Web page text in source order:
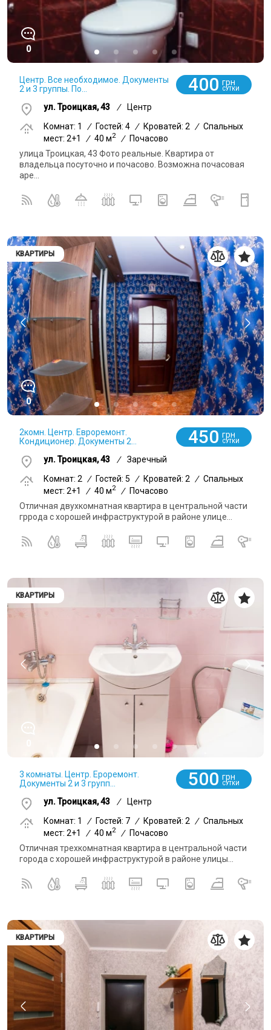
0
Центр. Все необходимое. Документы
2 и 3 группы. По...
400 грн
СУТКИ
ул. Троицкая, 43 /
Центр
Комнат: 1
/ Гостей: 4 / Кроватей: 2 / Спальных
мест: 2+1
/ 40 м2 /
Почасово
улица Троицкая, 43 Фото реальные. Квартира от
владельца посуточно и почасово. Возможна почасовая
аре...
КВАРТИРЫ
0
2комн. Центр. Евроремонт.
Кондиционер. Документы 2...
450 грн
СУТКИ
ул. Троицкая, 43 /
Заречный
Комнат: 2 / Гостей: 5 / Кроватей: 2 / Спальных
мест: 2+1
/ 40 м2 /
Почасово
Отличная двухкомнатная квартира в центральной части
гррода с хорошей инфраструктурой в районе улице...
КВАРТИРЫ
3 комнаты. Центр. Ероремонт.
Документы 2 и 3 групп...
500 грн
СУТКИ
ул. Троицкая, 43 /
Центр
Комнат: 1
/ Гостей: 7 / Кроватей: 2 / Спальных
мест: 2+1
/ 40 м2 / Почасово
Отличная трехкомнатная квартира в центральной части
города с хорошей инфраструктурой в районе улицы...
КВАРТИРЫ